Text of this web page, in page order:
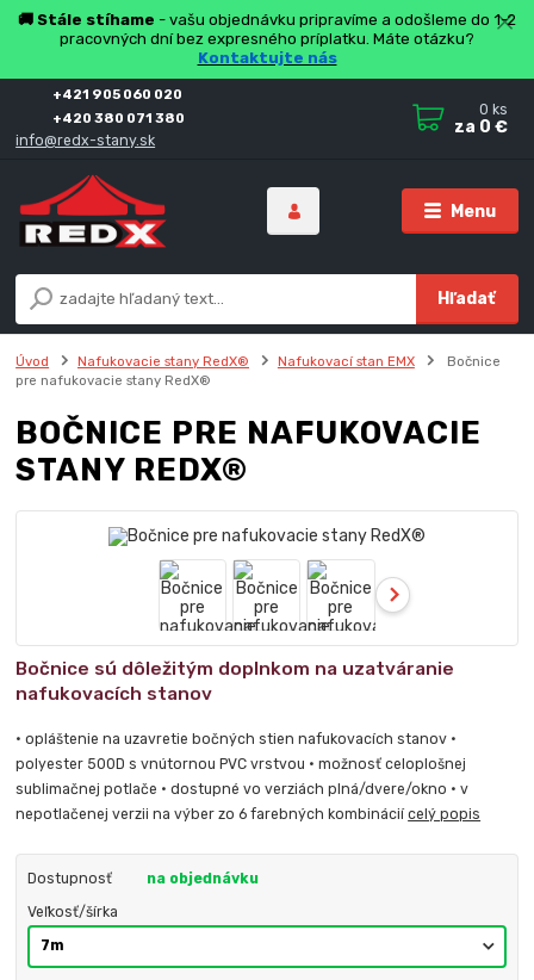
🚚 Stále stíhame - vašu objednávku pripravíme a odošleme do 1-2
pracovných dní bez expresného príplatku. Máte otázku?
Kontaktujte nás
Menu
Hľadať
+421 905 060 020
+420 380 071 380
info@redx-stany.sk
0 ks
za 0 €
Úvod Nafukovacie stany RedX® Nafukovací stan EMX
Bočnice
pre nafukovacie stany RedX®
BOČNICE PRE NAFUKOVACIE
STANY REDX®
Bočnice sú dôležitým doplnkom na uzatváranie
nafukovacích stanov
• opláštenie na uzavretie bočných stien nafukovacích stanov •
polyester 500D s vnútornou PVC vrstvou • možnosť celoplošnej
sublimačnej potlače • dostupné vo verziách plná/dvere/okno • v
nepotlačenej verzii na výber zo 6 farebných kombináciícelý popis
Dostupnosť na objednávku
Veľkosť/šírka